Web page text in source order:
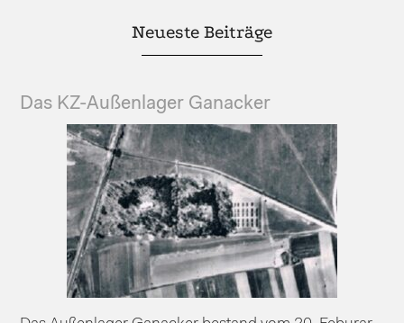
Neueste Beiträge
Das KZ-Außenlager Ganacker